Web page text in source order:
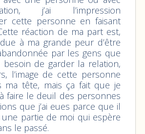
j’ai l’impression
cette personne en faisant
réaction de ma part est,
à ma grande peur d’être
par les gens que
besoin de garder la relation,
l’image de cette personne
ma tête, mais ça fait que je
à faire le deuil des personnes
que j’ai eues parce que il
partie de moi qui espère
le passé.